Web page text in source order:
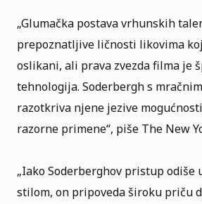
„Glumačka postava vrhunskih
prepoznatljive ličnosti likovima
oslikani, ali prava zvezda filma je
tehnologija. Soderbergh s
razotkriva njene jezive
razorne primene“, piše The New
„Iako Soderberghov pristup odiše
stilom, on pripoveda široku priču